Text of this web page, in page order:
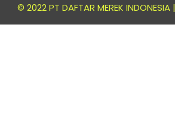
© 2022 PT DAFTAR MEREK INDONESIA |